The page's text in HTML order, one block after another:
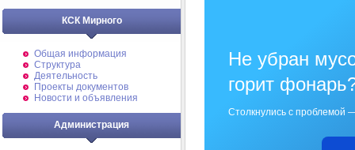
КСК Мирного
Общая информация
Структура
Деятельность
Проекты документов
Новости и объявления
Администрация
Не убран
горит
Столкнулись с проблемой